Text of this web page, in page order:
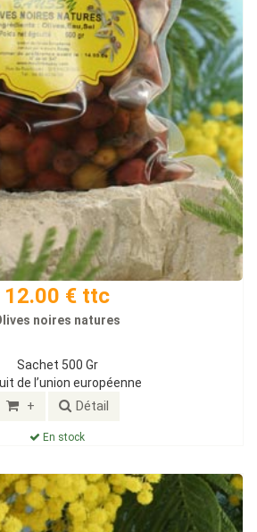
12.00 € ttc
noires natures
Sachet 500 Gr
de l’union européenne
+ Détail
En stock